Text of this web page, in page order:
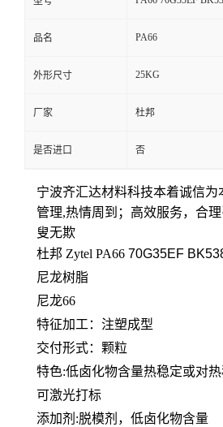
言
品名 PA66
外形尺寸 25KG
厂家 杜邦
是否进口 否
宁波齐汇达材料科技本着诚信为
管理,热情周到；高效服务，合
叟无欺
杜邦 Zytel PA66 70G35EF
尼龙树脂
尼龙66
特征加工：注塑成型
交付形式：颗粒
特色:低卤化物含量热稳定或对热
可激光打标
添加剂:脱模剂，低卤化物含量